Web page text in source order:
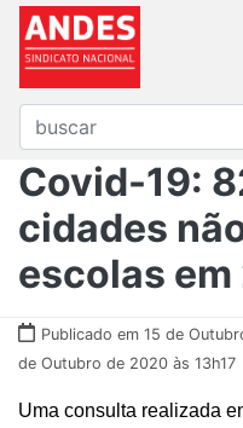
Covid-19:
cidades
escolas
Publicado em 15 de
de Outubro de 2020 às 13h17
Uma consulta realizada